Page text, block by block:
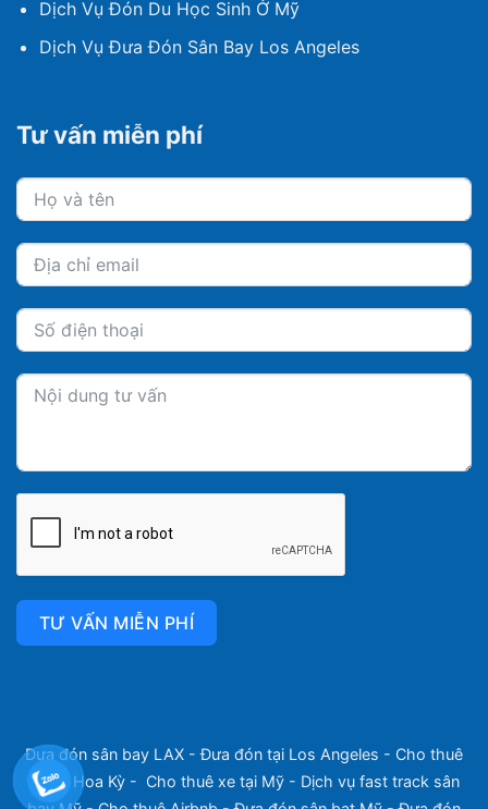
Dịch Vụ Đón Du Học Sinh Ở Mỹ
Dịch Vụ Đưa Đón Sân Bay Los Angeles
Tư vấn miễn phí
TƯ VẤN MIỄN PHÍ
Đưa đón sân bay LAX -Đưa đón tại Los Angeles - Cho thuê
xe tại Hoa Kỳ- Cho thuê xe tại Mỹ- Dịch vụ fast track sân